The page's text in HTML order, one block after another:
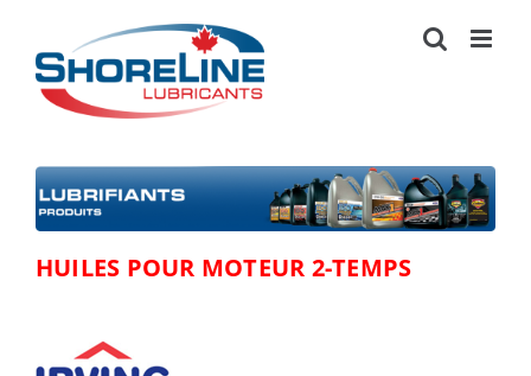
content
HUILES POUR MOTEUR 2-TEMPS